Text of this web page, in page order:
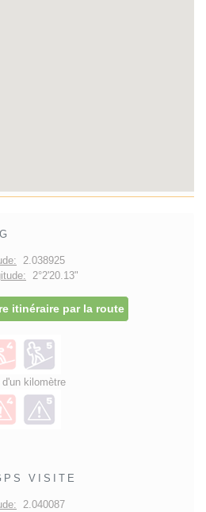
2.038925
2°2'20.13"
itinéraire par la route
kilomètre
VISITE
2.040087